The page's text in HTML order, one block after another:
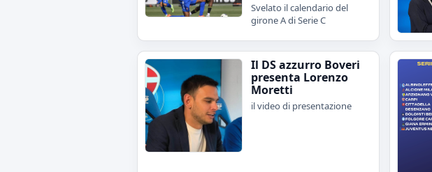
Svelato il calendario del
girone A di Serie C
Il DS azzurro Boveri
presenta Lorenzo
Moretti
il video di presentazione